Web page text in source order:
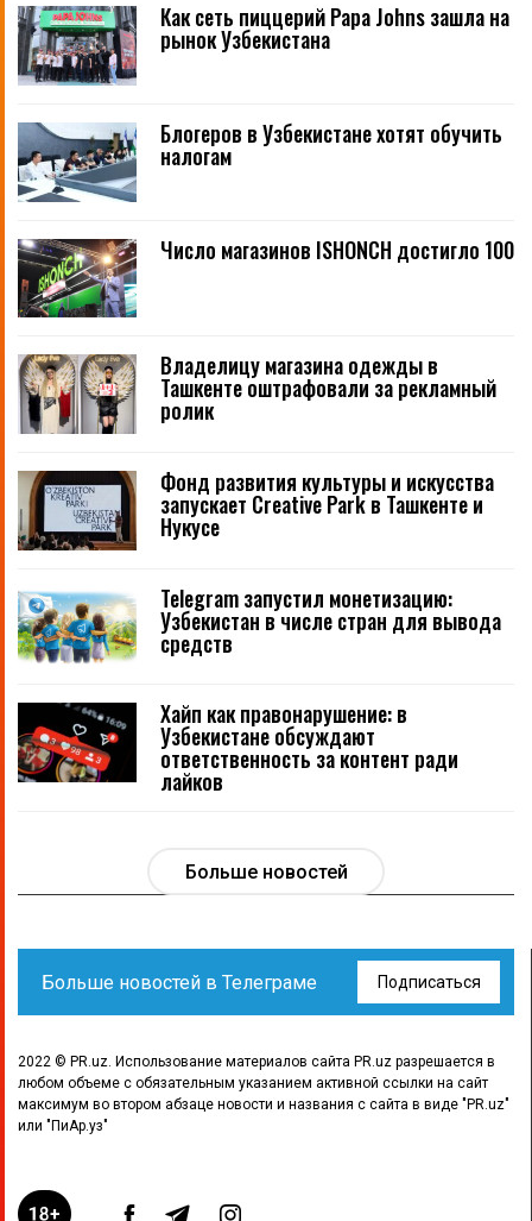
Как сеть пиццерий Papa Johns зашла на
рынок Узбекистана
Блогеров в Узбекистане хотят обучить
налогам
Число магазинов ISHONCH достигло 100
Владелицу магазина одежды в
Ташкенте оштрафовали за рекламный
ролик
Фонд развития культуры и искусства
запускает Creative Park в Ташкенте и
Нукусе
Telegram запустил монетизацию:
Узбекистан в числе стран для вывода
средств
Хайп как правонарушение: в
Узбекистане обсуждают
ответственность за контент ради
лайков
Больше новостей
Больше новостей в Телеграме Подписаться
2022 © PR.uz. Использование материалов сайта PR.uz разрешается в
любом объеме с обязательным указанием активной ссылки на сайт
максимум во втором абзаце новости и названия с сайта в виде "PR.uz"
или "ПиАр.уз"